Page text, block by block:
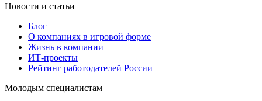
Новости и статьи
Блог
О компаниях в игровой форме
Жизнь в компании
ИТ-проекты
Рейтинг работодателей России
Молодым специалистам